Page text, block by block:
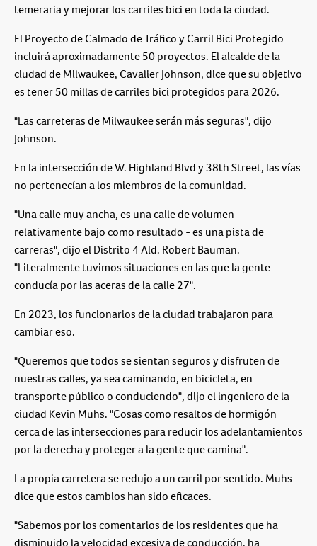
temeraria y mejorar los carriles bici en toda la ciudad.
El Proyecto de Calmado de Tráfico y Carril Bici Protegido
incluirá aproximadamente 50 proyectos. El alcalde de la
ciudad de Milwaukee, Cavalier Johnson, dice que su objetivo
es tener 50 millas de carriles bici protegidos para 2026.
"Las carreteras de Milwaukee serán más seguras", dijo
Johnson.
En la intersección de W. Highland Blvd y 38th Street, las vías
no pertenecían a los miembros de la comunidad.
"Una calle muy ancha, es una calle de volumen
relativamente bajo como resultado - es una pista de
carreras", dijo el Distrito 4 Ald. Robert Bauman.
"Literalmente tuvimos situaciones en las que la gente
conducía por las aceras de la calle 27".
En 2023, los funcionarios de la ciudad trabajaron para
cambiar eso.
"Queremos que todos se sientan seguros y disfruten de
nuestras calles, ya sea caminando, en bicicleta, en
transporte público o conduciendo", dijo el ingeniero de la
ciudad Kevin Muhs. "Cosas como resaltos de hormigón
cerca de las intersecciones para reducir los adelantamientos
por la derecha y proteger a la gente que camina".
La propia carretera se redujo a un carril por sentido. Muhs
dice que estos cambios han sido eficaces.
"Sabemos por los comentarios de los residentes que ha
disminuido la velocidad excesiva de conducción, ha